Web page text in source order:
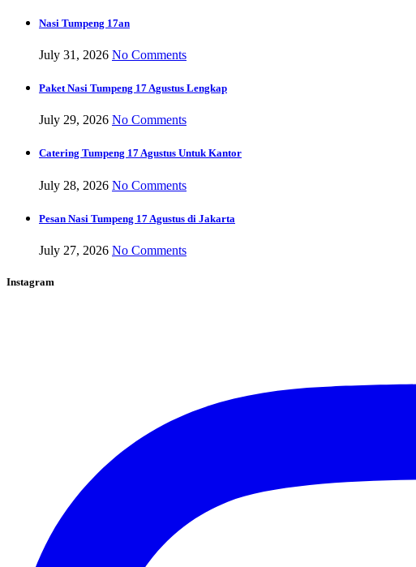
Nasi Tumpeng 17an
July 31, 2026 No Comments
Paket Nasi Tumpeng 17 Agustus Lengkap
July 29, 2026 No Comments
Catering Tumpeng 17 Agustus Untuk Kantor
July 28, 2026 No Comments
Pesan Nasi Tumpeng 17 Agustus di Jakarta
July 27, 2026 No Comments
Instagram